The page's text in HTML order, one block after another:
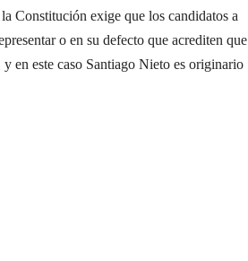
Constitución exige que los candidatos a
o en su defecto que acrediten que
en este caso Santiago Nieto es originario